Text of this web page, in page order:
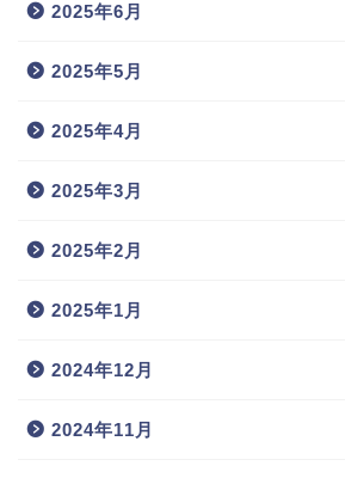
2025年6月
2025年5月
2025年4月
2025年3月
2025年2月
2025年1月
2024年12月
2024年11月